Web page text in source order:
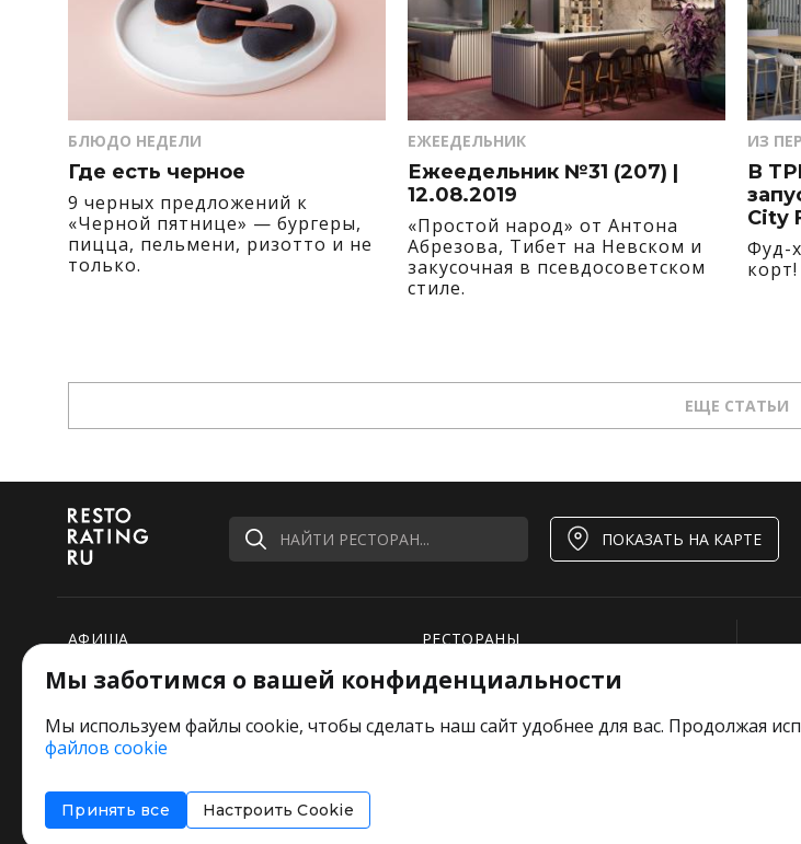
БЛЮДО НЕДЕЛИ
Где есть черное
9 черных предложений к
«Черной пятнице» — бургеры,
пицца, пельмени, ризотто и не
только.
ЕЖЕЕДЕЛЬНИК
Ежеедельник №31 (207) |
12.08.2019
«Простой народ» от Антона
Абрезова, Тибет на Невском и
закусочная в псевдосоветском
стиле.
ИЗ
В
City
Фуд-
корт!
ЕЩЕ СТАТЬИ
НАЙТИ РЕСТОРАН... ПОКАЗАТЬ НА КАРТЕ
АФИША
РЕСТОРАНЫ
РЕЙТИНГИ
НОВОСТИ
СПЕЦПРОЕКТЫ
РЕДАКЦИЯ ШУТИТ
Мы заботимся о вашей конфиденциальности
Мы используем файлы cookie, чтобы сделать наш сайт удобнее для вас. Продолжая
файлов cookie
Принять все Настроить Cookie